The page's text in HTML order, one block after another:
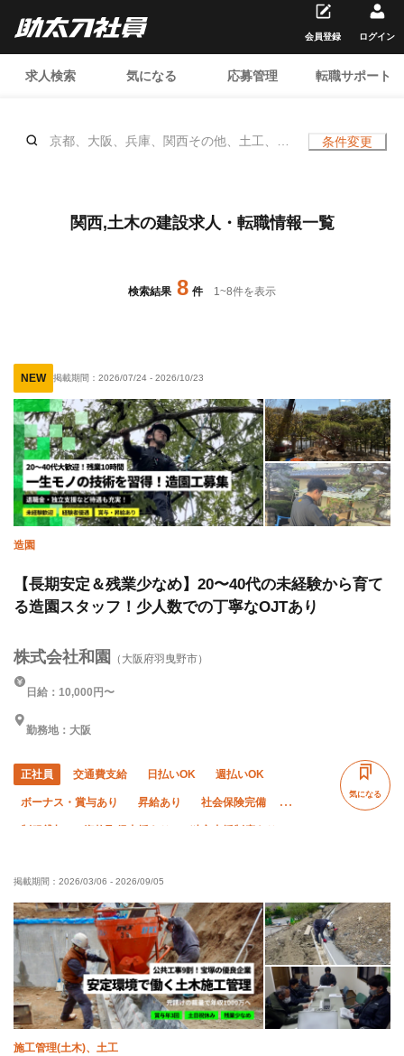
求人検索 気になる 応募管理 転職サポート
会員登録 ログイン
京都、大阪、兵庫、関西その他、土工、重
ア・外構、土木/鳶 (足場)、土木/鳶 (鉄
骨)、鍛治鳶、橋梁鳶、土木/型枠大工、土
条件変更
関西,土木の建設求人・転職情報一覧
検索結果 8 件 1~8件を表示
NEW 掲載期間： 2026/07/24 - 2026/10/23
造園
【長期安定＆残業少なめ】20〜40代の未経験から育て
る造園スタッフ！少人数での丁寧なOJTあり
株式会社和園 （大阪府羽曳野市）
日給：10,000円〜
勤務地：大阪
正社員 交通費支給 日払いOK 週払いOK
ボーナス・賞与あり 昇給あり 社会保険完備
制服貸与 資格取得支援あり 独立支援制度あり
残業月10時間以下 車・バイク通勤OK
気になる
掲載期間： 2026/03/06 - 2026/09/05
施工管理(土木)、土工